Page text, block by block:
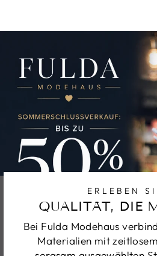
ERLEBEN
QUALITÄT, DIE
Bei Fulda Modehaus
Materialien mit